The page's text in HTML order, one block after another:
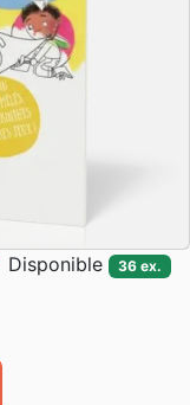
Disponible 36 ex.